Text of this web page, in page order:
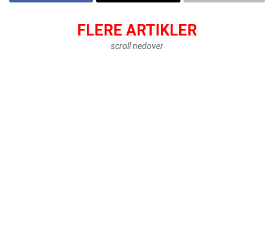
FLERE ARTIKLER
scroll nedover